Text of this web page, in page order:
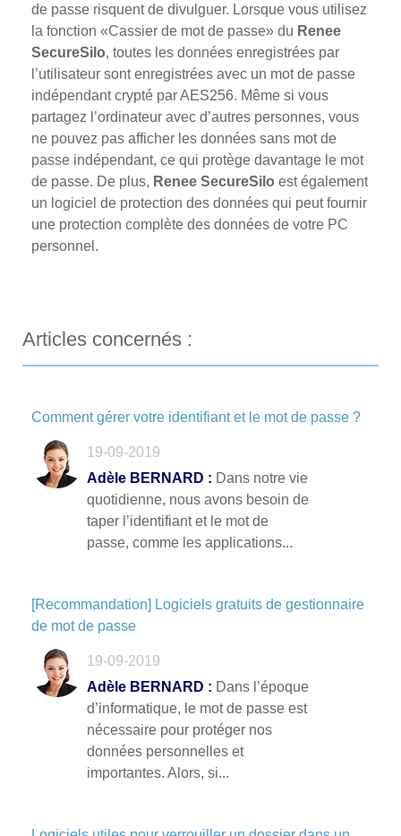
de passe risquent de divulguer. Lorsque vous utilisez
la fonction «Cassier de mot de passe» du Renee
SecureSilo, toutes les données enregistrées par
l’utilisateur sont enregistrées avec un mot de passe
indépendant crypté par AES256. Même si vous
partagez l’ordinateur avec d’autres personnes, vous
ne pouvez pas afficher les données sans mot de
passe indépendant, ce qui protège davantage le mot
de passe. De plus, Renee SecureSilo est également
un logiciel de protection des données qui peut fournir
une protection complète des données de votre PC
personnel.
Articles concernés :
Comment gérer votre identifiant et le mot de passe ?
19-09-2019
Adèle BERNARD : Dans notre vie
quotidienne, nous avons besoin de
taper l’identifiant et le mot de
passe, comme les applications...
[Recommandation] Logiciels gratuits de gestionnaire
de mot de passe
19-09-2019
Adèle BERNARD : Dans l’époque
d’informatique, le mot de passe est
nécessaire pour protéger nos
données personnelles et
importantes. Alors, si...